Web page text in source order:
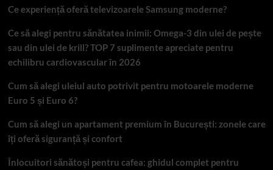
Ce experiență oferă televizoarele Samsung moderne?
Ce să alegi pentru sănătatea inimii: Omega-3 din ulei de pește
sau din ulei de krill? TOP 7 suplimente apreciate pentru
echilibru cardiovascular în 2026
Cum să alegi uleiul auto potrivit pentru motoarele moderne
Euro 5 și Euro 6?
Cum să alegi un apartament premium în București: zonele care
îți oferă siguranță și confort
Înlocuitori sănătoși pentru cafea: ghidul complet pentru